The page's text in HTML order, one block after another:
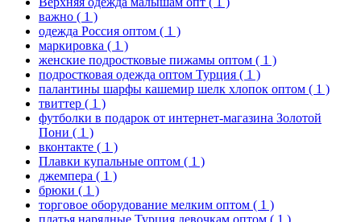
важно ( 1 )
одежда Россия оптом ( 1 )
маркировка ( 1 )
женские подростковые пижамы оптом ( 1 )
подростковая одежда оптом Турция ( 1 )
палантины шарфы кашемир шелк хлопок оптом ( 1 )
твиттер ( 1 )
футболки в подарок от интернет-магазина Золотой
Пони ( 1 )
вконтакте ( 1 )
Плавки купальные оптом ( 1 )
джемпера ( 1 )
брюки ( 1 )
торговое оборудование мелким оптом ( 1 )
платья нарядные Турция девочкам оптом ( 1 )